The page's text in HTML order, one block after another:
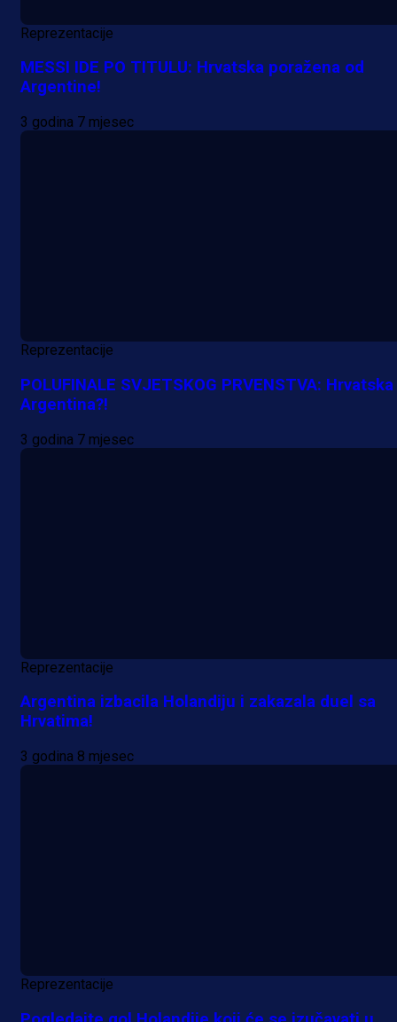
Reprezentacije
MESSI IDE PO TITULU: Hrvatska poražena od
Argentine!
3 godina 7 mjesec
Reprezentacije
POLUFINALE SVJETSKOG PRVENSTVA:
Argentina?!
3 godina 7 mjesec
Reprezentacije
Argentina izbacila Holandiju i zakazala duel sa
Hrvatima!
3 godina 8 mjesec
Reprezentacije